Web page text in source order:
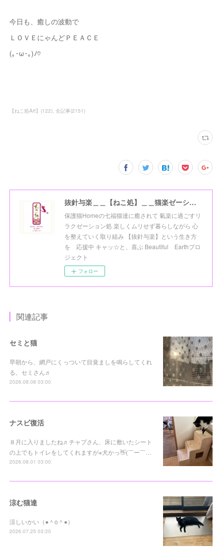
今日も、癒しの波動で
ＬＯＶＥにゃんどＰＥＡＣＥ
(｡･ω･｡)ﾉ♡
【ねこ処Art】 (122) 全記事(2151)
抜針与楽＿＿【ねこ処】＿＿猫楽ゼーションHome☆
保護猫Homeの七福猫達に癒されて 氣楽に過ごすリ
ラクゼーション処 楽しくムリせず暮らしながら 心
を整えていく取り組み 【抜針与楽】という生き方
を 応援中 キャッ☆と、喜ぶ Beautiful Earthプロ
ジェクト
フォロー
関連記事
セミと猫
早朝から、網戸にくっついて目覚ましを鳴らしてくれ
る、セミさん♬
2026.08.08 03:00
ナスビ復活
８月に入りましたね♬チャプさん、床に敷いたシート
の上でもトイレをしてくれますが※犬かっ👋(￣ー￣…
2026.08.01 03:00
涼む猫達
涼しいかい（●＾o＾●）
2026.07.25 03:20